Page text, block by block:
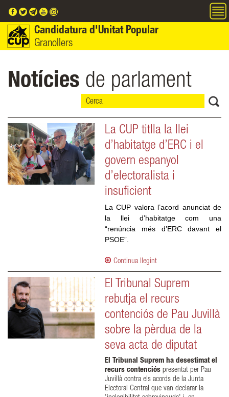
Candidatura d'Unitat Popular
Granollers
Notícies de parlament
La CUP titlla la llei
d’habitatge d’ERC i el
govern espanyol
d’electoralista i
insuficient
La CUP valora l’acord anunciat de
la llei d’habitatge com una
“renúncia més d’ERC davant el
PSOE”.
Continua llegint
El Tribunal Suprem
rebutja el recurs
contenciós de Pau Juvillà
sobre la pèrdua de la
seva acta de diputat
El Tribunal Suprem ha desestimat el
recurs contenciós presentat per Pau
Juvillà contra els acords de la Junta
Electoral Central que van declarar la